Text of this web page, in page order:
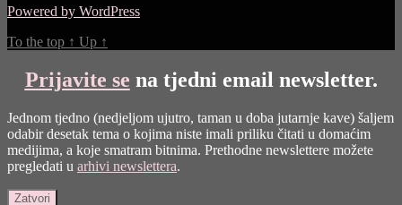
Powered by WordPress
To the top ↑ Up ↑
Prijavite se na tjedni email newsletter.
Jednom tjedno (nedjeljom ujutro, taman u doba jutarnje kave) šaljem
odabir desetak tema o kojima niste imali priliku čitati u domaćim
medijima, a koje smatram bitnima. Prethodne newslettere možete
pregledati u arhivi newslettera.
Zatvori